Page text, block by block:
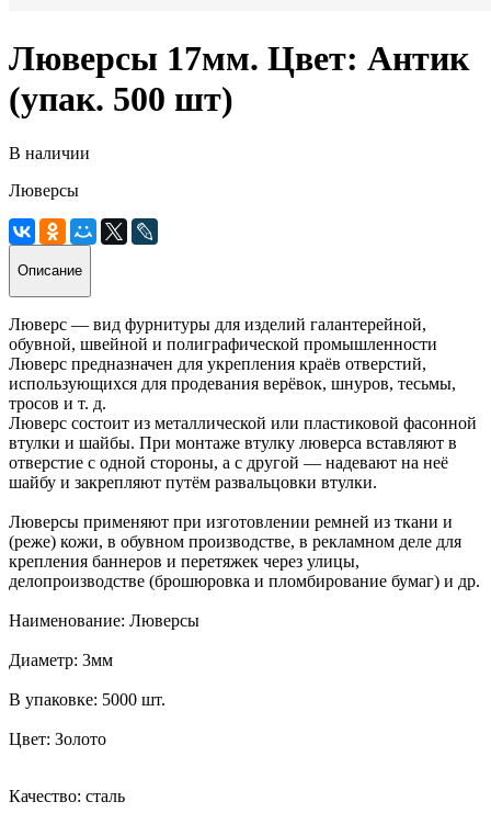
Люверсы 17мм. Цвет: Антик
(упак. 500 шт)
В наличии
Люверсы
Описание
Люверс — вид фурнитуры для изделий галантерейной,
обувной, швейной и полиграфической промышленности
Люверс предназначен для укрепления краёв отверстий,
использующихся для продевания верёвок, шнуров, тесьмы,
тросов и т. д.
Люверс состоит из металлической или пластиковой фасонной
втулки и шайбы. При монтаже втулку люверса вставляют в
отверстие с одной стороны, а с другой — надевают на неё
шайбу и закрепляют путём развальцовки втулки.
Люверсы применяют при изготовлении ремней из ткани и
(реже) кожи, в обувном производстве, в рекламном деле для
крепления баннеров и перетяжек через улицы,
делопроизводстве (брошюровка и пломбирование бумаг) и др.
Наименование: Люверсы
Диаметр: 3мм
В упаковке: 5000 шт.
Цвет: Золото
Качество: сталь